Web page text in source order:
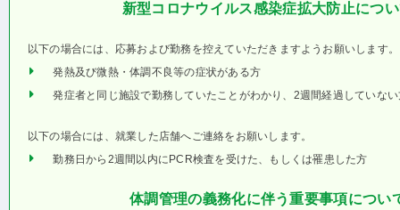
新型コロナウイルス感染症拡大防止につ
以下の場合には、応募および勤務を控えていただきますようお願いします。
発熱及び微熱・体調不良等の症状がある方
発症者と同じ施設で勤務していたことがわかり、2週間経過していな
以下の場合には、就業した店舗へご連絡をお願いします。
勤務日から2週間以内にPCR検査を受けた、もしくは罹患した方
体調管理の義務化に伴う重要事項につい